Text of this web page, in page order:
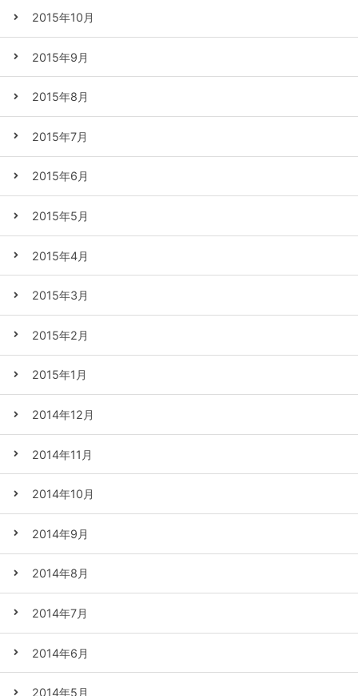
2015年10月
2015年9月
2015年8月
2015年7月
2015年6月
2015年5月
2015年4月
2015年3月
2015年2月
2015年1月
2014年12月
2014年11月
2014年10月
2014年9月
2014年8月
2014年7月
2014年6月
2014年5月